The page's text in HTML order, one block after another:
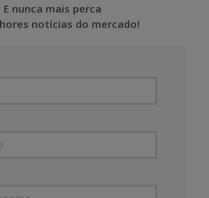
E nunca mais perca
notícias do mercado!